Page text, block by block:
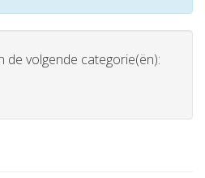
de volgende categorie(ën):